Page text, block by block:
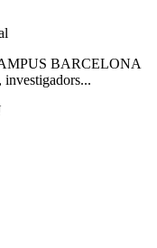
BARCELONA
investigadors...